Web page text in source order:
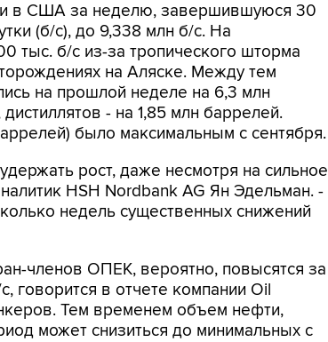
в США за неделю, завершившуюся 30
(б/с), до 9,338 млн б/с. На
тыс. б/с из-за тропического шторма
на Аляске. Между тем
на прошлой неделе на 6,3 млн
- на 1,85 млн баррелей.
было максимальным с сентября.
рост, даже несмотря на сильное
HSH Nordbank AG Ян Эдельман. -
недель существенных снижений
членов ОПЕК, вероятно, повысятся за
говорится в отчете компании Oil
Тем временем объем нефти,
может снизиться до минимальных с